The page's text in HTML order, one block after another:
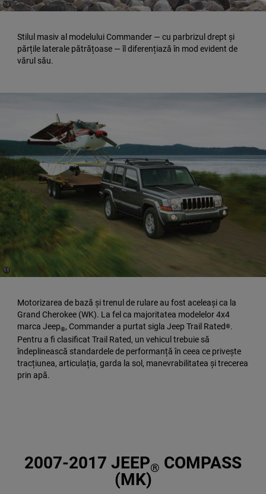
Stilul masiv al modelului Commander — cu parbrizul drept și
părțile laterale pătrățoase — îl diferențiază în mod evident de
vărul său.
(
Disclosure
10
Motorizarea de bază și trenul de rulare au fost aceleași ca la
Grand Cherokee (WK). La fel ca majoritatea modelelor 4x4
marca Jeep®, Commander a purtat sigla Jeep Trail Rated®.
Pentru a fi clasificat Trail Rated, un vehicul trebuie să
îndeplinească standardele de performanță în ceea ce privește
tracțiunea, articulația, garda la sol, manevrabilitatea și trecerea
prin apă.
(
Disclosure
11 )
2007-2017 JEEP® COMPASS
(MK)